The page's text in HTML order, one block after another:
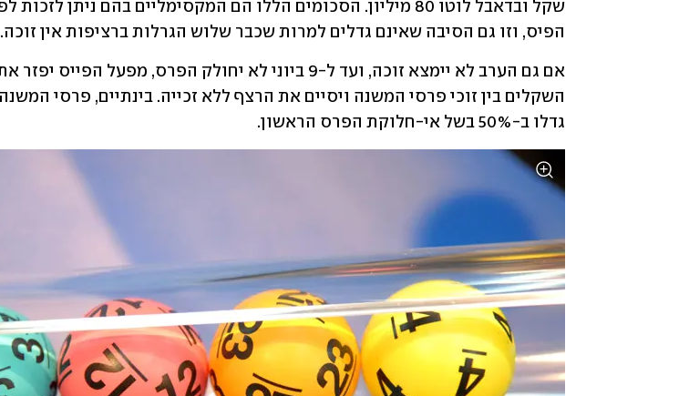
הפיס, וזו גם הסיבה שאינם גדלים למרות שכבר שלוש הגרלות ברציפות אין זוכה.
גדלו ב-50% בשל אי-חלוקת הפרס הראשון.